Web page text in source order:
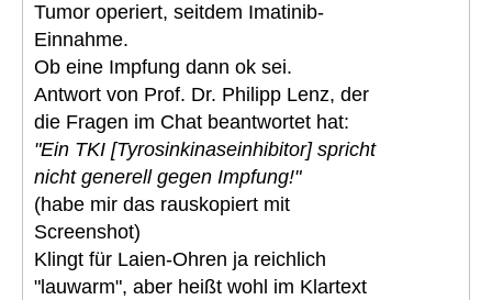
Tumor operiert, seitdem Imatinib-
Einnahme.
Ob eine Impfung dann ok sei.
Antwort von Prof. Dr. Philipp Lenz, der
die Fragen im Chat beantwortet hat:
"Ein TKI [Tyrosinkinaseinhibitor] spricht
nicht generell gegen Impfung!"
(habe mir das rauskopiert mit
Screenshot)
Klingt für Laien-Ohren ja reichlich
"lauwarm", aber heißt wohl im Klartext